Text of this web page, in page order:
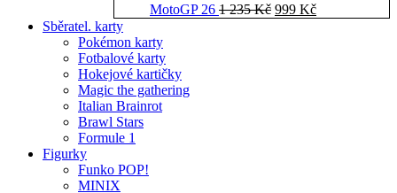
MotoGP 26 1 235Kč Původní
999 KčAktuální
Sběratel. karty
Pokémon karty
Fotbalové karty
Hokejové kartičky
Magic the gathering
Italian Brainrot
Brawl Stars
Formule 1
Figurky
Funko POP!
MINIX